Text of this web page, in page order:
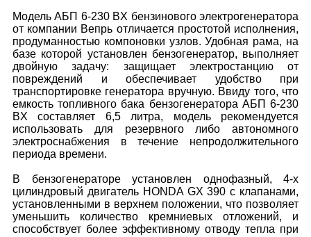
Модель АБП 6-230 ВX бензинового электрогенератора
от компании Вепрь отличается простотой исполнения,
продуманностью компоновки узлов. Удобная рама, на
базе которой установлен бензогенератор, выполняет
двойную задачу: защищает электростанцию от
повреждений и обеспечивает удобство при
транспортировке генератора вручную. Ввиду того, что
емкость топливного бака бензогенератора АБП 6-230
ВX составляет 6,5 литра, модель рекомендуется
использовать для резервного либо автономного
электроснабжения в течение непродолжительного
периода времени.
В бензогенераторе установлен однофазный, 4-х
цилиндровый двигатель HONDA GX 390 с клапанами,
установленными в верхнем положении, что позволяет
уменьшить количество кремниевых отложений, и
способствует более эффективному отводу тепла при